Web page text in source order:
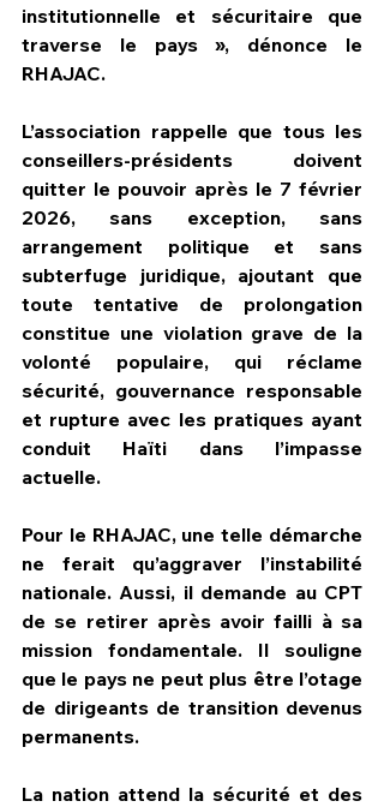
institutionnelle et sécuritaire que
traverse le pays », dénonce le
RHAJAC.
L’association rappelle que tous les
conseillers-présidents doivent
quitter le pouvoir après le 7 février
2026, sans exception, sans
arrangement politique et sans
subterfuge juridique, ajoutant que
toute tentative de prolongation
constitue une violation grave de la
volonté populaire, qui réclame
sécurité, gouvernance responsable
et rupture avec les pratiques ayant
conduit Haïti dans l’impasse
actuelle.
Pour le RHAJAC, une telle démarche
ne ferait qu’aggraver l’instabilité
nationale. Aussi, il demande au CPT
de se retirer après avoir failli à sa
mission fondamentale. Il souligne
que le pays ne peut plus être l’otage
de dirigeants de transition devenus
permanents.
La nation attend la sécurité et des